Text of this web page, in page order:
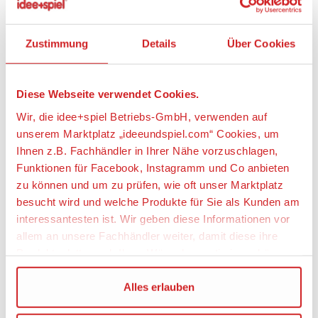
Zustimmung Details Über Cookies
Diese Webseite verwendet Cookies.
Wir, die idee+spiel Betriebs-GmbH, verwenden auf
unserem Marktplatz „ideeundspiel.com“ Cookies, um
Ihnen z.B. Fachhändler in Ihrer Nähe vorzuschlagen,
Funktionen für Facebook, Instagramm und Co anbieten
zu können und um zu prüfen, wie oft unser Marktplatz
besucht wird und welche Produkte für Sie als Kunden am
interessantesten ist. Wir geben diese Informationen vor
allem an unsere Fachhändler weiter, damit diese ihre
Wir verwenden den Google Tag Manager um weitere
Dienste einzubinden.
Alles erlauben
im Lieferumfang enthalten.
- Auf Basis der Aufbauanleitung müssen die
passgenauen Einzelteile zusammengefügt werden.
- Werkzeug, Klebstoff und Farben sind im
Diese müssen optional erworben werden.
Artikeleigenschaften:
Geeignetes Alter
Ab 14 Jahre
Maßstab
1:35
Angaben zur Produktsicherheit:
Hersteller: